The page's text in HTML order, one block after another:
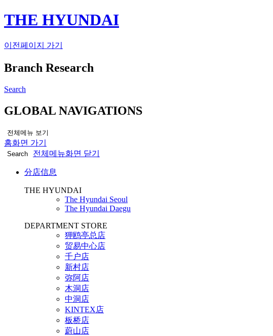
THE HYUNDAI
이전페이지 가기
Branch Research
Search
GLOBAL NAVIGATIONS
전체메뉴 보기
홈화면 가기
Search 전체메뉴화면 닫기
分店信息
THE HYUNDAI
The Hyundai Seoul
The Hyundai Daegu
DEPARTMENT STORE
狎鸥亭总店
贸易中心店
千户店
新村店
弥阿店
木洞店
中洞店
KINTEX店
板桥店
蔚山店